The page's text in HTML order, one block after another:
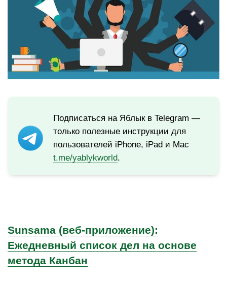
Подписаться на Яблык в Telegram —
только полезные инструкции для
пользователей iPhone, iPad и Mac
t.me/yablykworld.
Sunsama (веб-приложение):
Ежедневный список дел на основе
метода Канбан